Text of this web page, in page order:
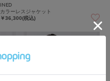
INED
カラーレスジャケット
￥36,300(税込)